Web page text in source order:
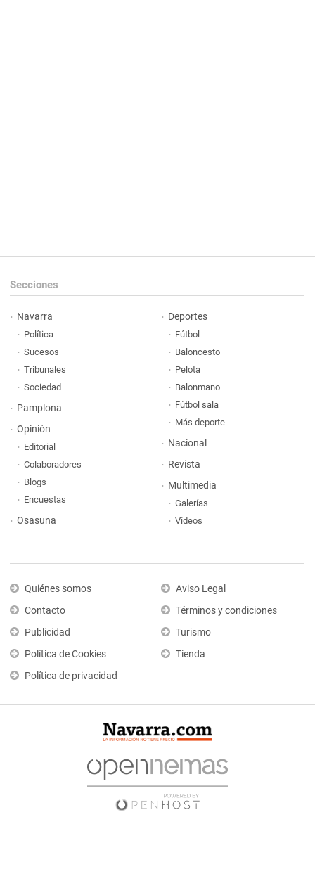
Secciones
Navarra
Política
Sucesos
Tribunales
Sociedad
Pamplona
Opinión
Editorial
Colaboradores
Blogs
Encuestas
Osasuna
Deportes
Fútbol
Baloncesto
Pelota
Balonmano
Fútbol sala
Más deporte
Nacional
Revista
Multimedia
Galerías
Vídeos
Quiénes somos
Contacto
Publicidad
Política de Cookies
Política de privacidad
Aviso Legal
Términos y condiciones
Turismo
Tienda